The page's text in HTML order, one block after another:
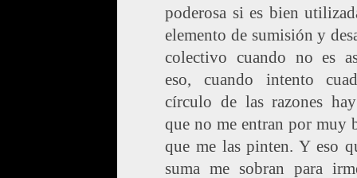
poderosa si es bien
elemento de sumisión y
colectivo cuando no es
eso, cuando intento
círculo de las razones
que no me entran por muy
que me las pinten. Y eso
suma me sobran para